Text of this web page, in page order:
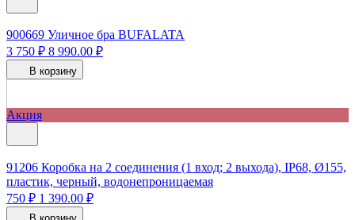
900669 Уличное бра BUFALATA
3 750 ₽ 8 990.00 ₽
В корзину
Акция
91206 Коробка на 2 соединения (1 вход; 2 выхода), IP68, Ø155,
пластик, черный, водонепроницаемая
750 ₽ 1 390.00 ₽